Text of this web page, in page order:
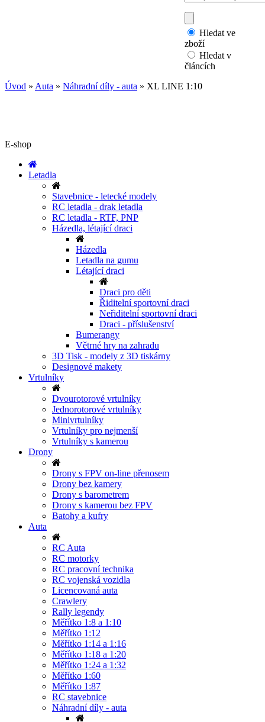
Hledat ve
zboží
Hledat v
článcích
Úvod » Auta » Náhradní díly - auta » XL LINE 1:10
E-shop
Letadla
Stavebnice - letecké modely
RC letadla - drak letadla
RC letadla - RTF, PNP
Házedla, létající draci
Házedla
Letadla na gumu
Létající draci
Draci pro děti
Řiditelní sportovní draci
Neřiditelní sportovní draci
Draci - příslušenství
Bumerangy
Větrné hry na zahradu
3D Tisk - modely z 3D tiskárny
Designové makety
Vrtulníky
Dvourotorové vrtulníky
Jednorotorové vrtulníky
Minivrtulníky
Vrtulníky pro nejmenší
Vrtulníky s kamerou
Drony
Drony s FPV on-line přenosem
Drony bez kamery
Drony s barometrem
Drony s kamerou bez FPV
Batohy a kufry
Auta
RC Auta
RC motorky
RC pracovní technika
RC vojenská vozidla
Licencovaná auta
Crawlery
Rally legendy
Měřítko 1:8 a 1:10
Měřítko 1:12
Měřítko 1:14 a 1:16
Měřítko 1:18 a 1:20
Měřítko 1:24 a 1:32
Měřítko 1:60
Měřítko 1:87
RC stavebnice
Náhradní díly - auta